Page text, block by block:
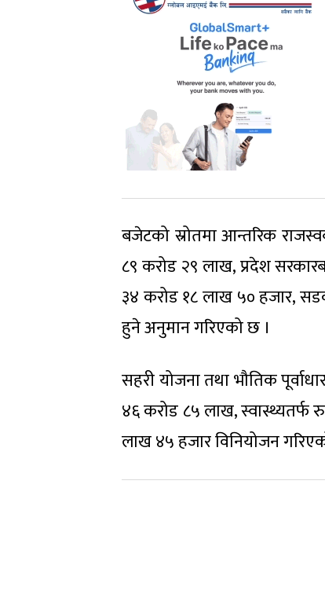
बजेटको स्रोतमा आन्तरिक
८९ करोड २९ लाख, प्रदेश
३४ करोड १८ लाख ५० हजार,
हुने अनुमान गरिएको छ ।
सहरी योजना तथा भौतिक
४६ करोड ८५ लाख,
लाख ४५ हजार विनियोजन